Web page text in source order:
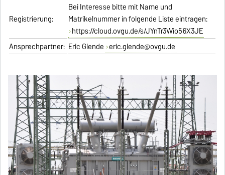
Registrierung:
Bei Interesse bitte mit Name und
Matrikelnummer in folgende Liste eintragen:
https://cloud.ovgu.de/s/JYnTr3Wio56X3JE
Ansprechpartner: Eric Glende eric.glende@ovgu.de